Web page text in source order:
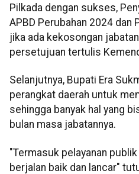
Pilkada dengan sukses,
APBD Perubahan 2024 dan
jika ada kekosongan
persetujuan tertulis
Selanjutnya, Bupati Era
perangkat daerah untuk
sehingga banyak hal yang
bulan masa jabatannya.
"Termasuk pelayanan
berjalan baik dan lancar"